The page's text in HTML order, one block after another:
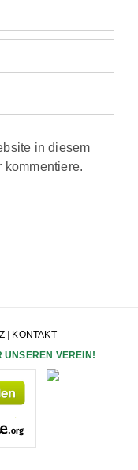
in diesem
kommentiere.
|
KONTAKT
UNSEREN VEREIN!